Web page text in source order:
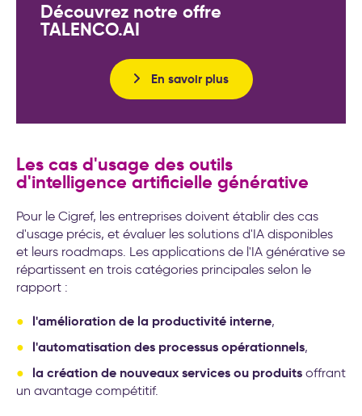
Découvrez notre offre
TALENCO.AI
En savoir plus
Les cas d'usage des outils
d'intelligence artificielle générative
Pour le Cigref, les entreprises doivent établir des cas
d'usage précis, et évaluer les solutions d'IA disponibles
et leurs roadmaps. Les applications de l'IA générative se
répartissent en trois catégories principales selon le
rapport :
l'amélioration de la productivité interne,
l'automatisation des processus opérationnels,
la création de nouveaux services ou produits offrant
un avantage compétitif.